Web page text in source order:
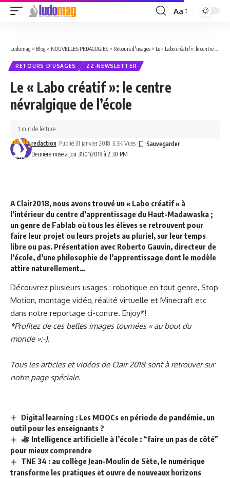
Font
Aa
Ludomag > Blog > NOUVELLES PEDAGOGIES > Retours d'usages > Le « Labo créatif »: le centre névralgique de l’école
RETOURS D'USAGES ZZ-NEWSLETTER
Le « Labo créatif »: le centre
névralgique de l’école
Dernière mise à jou 31/01/2018 à 2:30 PM
redaction Publié 31 janvier 2018 3.3K Vues
1 min de lecture
A Clair2018, nous avons trouvé un « Labo créatif » à
l’intérieur du centre d’apprentissage du Haut-Madawaska ;
un genre de Fablab où tous les élèves se retrouvent pour
faire leur projet ou leurs projets au pluriel, sur leur temps
libre ou pas. Présentation avec Roberto Gauvin, directeur de
l’école, d’une philosophie de l’apprentissage dont le modèle
attire naturellement…
Découvrez plusieurs usages : robotique en tout genre, Stop
Motion, montage vidéo, réalité virtuelle et Minecraft etc
dans notre reportage ci-contre. Enjoy*!
*Profitez de ces belles images tournées « au bout du
monde »:-).
Tous les articles et vidéos de Clair 2018 sont à retrouver sur
notre page spéciale.
Digital learning : Les MOOCs en période de pandémie, un
outil pour les enseignants ?
Intelligence artificielle à l’école : “faire un pas de côté”
pour mieux comprendre
TNE 34 : au collège Jean-Moulin de Sète, le numérique
transforme les pratiques et ouvre de nouveaux horizons